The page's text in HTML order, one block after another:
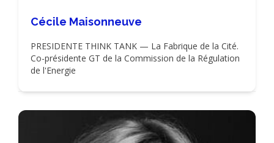
Cécile Maisonneuve
PRESIDENTE THINK TANK — La Fabrique de la Cité.
Co-présidente GT de la Commission de la Régulation
de l'Energie